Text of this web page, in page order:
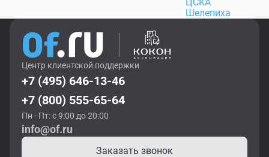
Шелепиха
Центр клиентской поддержки
+7 (495) 646-13-46
+7 (800) 555-65-64
Пн - Пт: с 9:00 до 20:00
info@of.ru
Заказать звонок